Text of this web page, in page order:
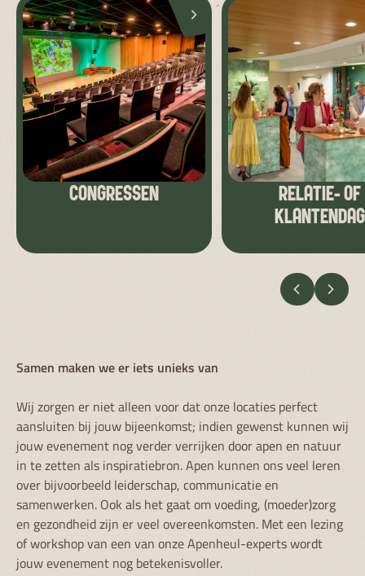
CONGRESSEN
RELATIE- OF
KLANTENDAG
VORIGE
Samen maken we er iets unieks van
Wij zorgen er niet alleen voor dat onze locaties perfect
aansluiten bij jouw bijeenkomst; indien gewenst kunnen wij
jouw evenement nog verder verrijken door apen en natuur
in te zetten als inspiratiebron. Apen kunnen ons veel leren
over bijvoorbeeld leiderschap, communicatie en
samenwerken. Ook als het gaat om voeding, (moeder)zorg
en gezondheid zijn er veel overeenkomsten. Met een lezing
of workshop van een van onze Apenheul-experts wordt
jouw evenement nog betekenisvoller.